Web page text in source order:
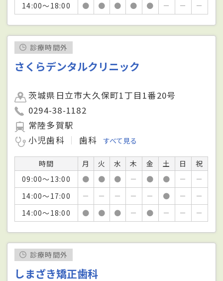
14:00～18:00
● ● ● ● ● － － －
診療時間外
さくらデンタルクリニック
茨城県日立市大久保町1丁目1番20号
0294-38-1182
常陸多賀駅
小児歯科
歯科 すべて見る
時間 月 火 水 木 金 土 日
祝
09:00～13:00
● ● ● － ● ● －
－
14:00～17:00
－ － － － － ● －
－
14:00～18:00
● ● ● － ● － － －
診療時間外
しまざき矯正歯科